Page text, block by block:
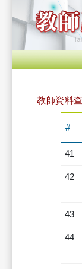
教師資料
#
41
42
43
44